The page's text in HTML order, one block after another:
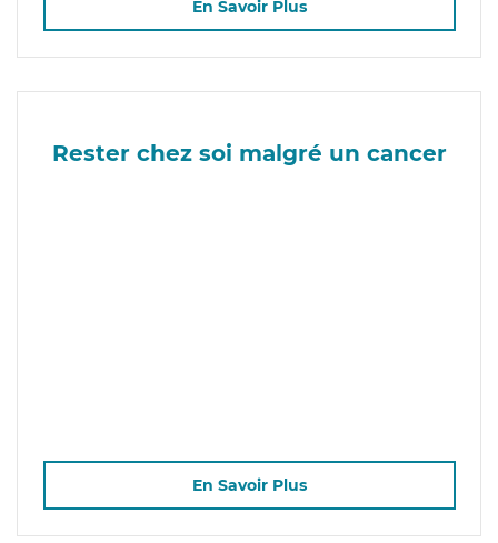
En Savoir Plus
Rester chez soi malgré un cancer
En Savoir Plus